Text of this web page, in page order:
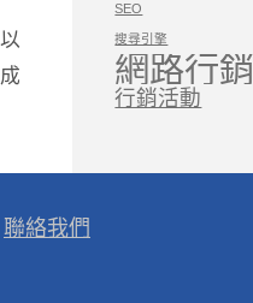
SEO
搜尋引擎
網路行銷
行銷活動
聯絡我們